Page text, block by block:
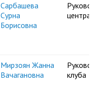
Сарбашева
Сурна
Борисовна
центра
Мирзоян Жанна
Вачагановна
клуба